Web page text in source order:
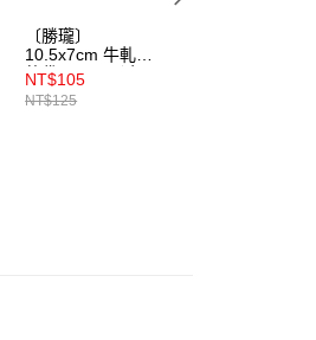
〔勝瓏〕
10.5x7cm 牛軋餅
乾袋 100入（金／
粉／白）顏色隨機
出貨
NT$105
NT$125